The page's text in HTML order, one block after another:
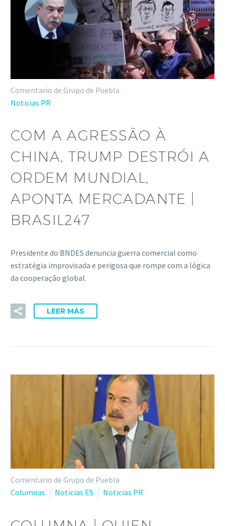
Comentario de Grupo de Puebla
Noticias PR
COM A AGRESSÃO À
CHINA, TRUMP DESTRÓI A
ORDEM MUNDIAL,
APONTA MERCADANTE |
BRASIL247
Presidente do BNDES denuncia guerra comercial como
estratégia improvisada e perigosa que rompe com a lógica
da cooperação global.
LEER MÁS
Comentario de Grupo de Puebla
Columnas
Noticias ES Noticias PR